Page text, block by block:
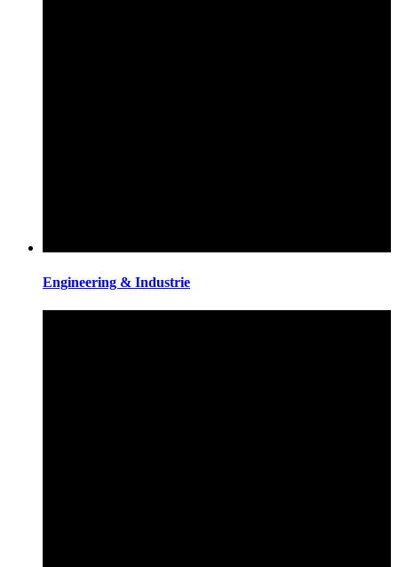
Engineering & Industrie